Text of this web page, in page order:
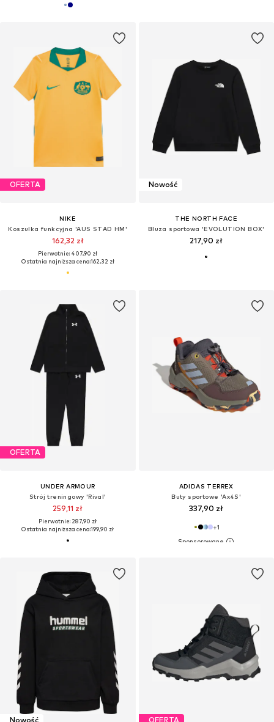
OFERTA
NIKE
Koszulka funkcyjna 'AUS STAD HM'
162,32 zł
Pierwotnie: 407,90 zł
Ostatnia najniższa cena:162,32 zł
Nowość
THE NORTH FACE
Bluza sportowa 'EVOLUTION BOX'
217,90 zł
OFERTA
UNDER ARMOUR
Strój treningowy 'Rival'
259,11 zł
Pierwotnie: 287,90 zł
Ostatnia najniższa cena:199,90 zł
ADIDAS TERREX
Buty sportowe 'Ax4S'
337,90 zł
+1
Nowość OFERTA